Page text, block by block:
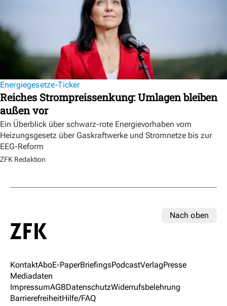
Energiegesetze-Ticker
Reiches Strompreissenkung: Umlagen bleiben
außen vor
Ein Überblick über schwarz-rote Energievorhaben vom
Heizungsgesetz über Gaskraftwerke und Stromnetze bis zur
EEG-Reform
ZFK Redaktion
Nach oben
KontaktAboE-PaperBriefingsPodcastVerlagPresse
Mediadaten
ImpressumAGBDatenschutzWiderrufsbelehrung
BarrierefreiheitHilfe/FAQ